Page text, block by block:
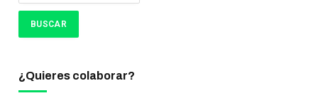
¿Quieres colaborar?